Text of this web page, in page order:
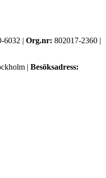
6032 | Org.nr: 802017-2360 |
| Besöksadress: